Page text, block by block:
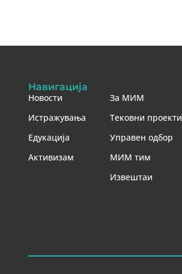
Навигација
Новости
Истражувања
Едукација
Активизам
За МИМ
Тековни проекти
Управен одбор
МИМ тим
Извештаи